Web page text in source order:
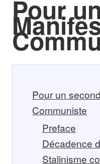
Pour
Pour un
Communiste
Preface
Décadence
Stalinisme